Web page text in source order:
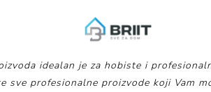
idealan je za hobiste i
sve profesionalne proizvode koji Vam